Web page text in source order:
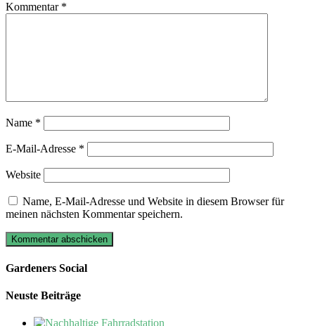
Kommentar *
Name *
E-Mail-Adresse *
Website
Name, E-Mail-Adresse und Website in diesem Browser für
meinen nächsten Kommentar speichern.
Gardeners Social
Neuste Beiträge